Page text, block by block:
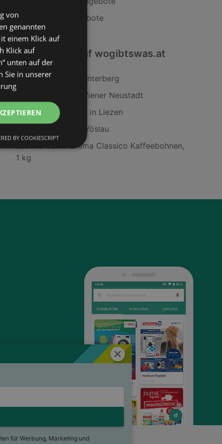
Schließen
für Werbung, Marketing und
INTERSPORT Angebote
Interessantes auf wogibtswas.at
Pepco Filialen in Hinterberg
FITINN Filialen in Wiener Neustadt
A1 Telekom Austria in Liezen
dm Filialen in Bad Vöslau
Jacobs Caffe Crema Classico Kaffeebohnen,
1 kg
von
genannten
einem Klick auf
Klick auf
unten auf der
Sie in unserer
BY COOKIESCRIPT